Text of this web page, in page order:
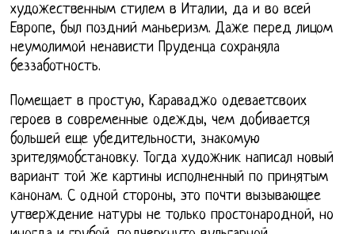
художественным стилем в Италии, да и во всей
Европе, был поздний маньеризм. Даже перед лицом
неумолимой ненависти Пруденца сохраняла
беззаботность.
Помещает в простую, Караваджо одеваетсвоих
героев в современные одежды, чем добивается
большей еще убедительности, знакомую
зрителямобстановку. Тогда художник написал новый
вариант той же картины исполненный по принятым
канонам. С одной стороны, это почти вызывающее
утверждение натуры не только простонародной, но